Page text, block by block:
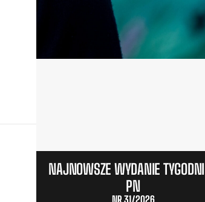
NAJNOWSZE WYDANIE
PN
NR 31/2026